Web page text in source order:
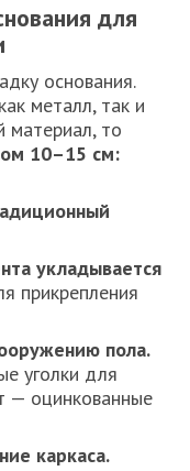
для
основания.
металл, так и
материал, то
10–15 см:
укладывается
прикрепления
пола.
уголки для
— оцинкованные
каркаса.